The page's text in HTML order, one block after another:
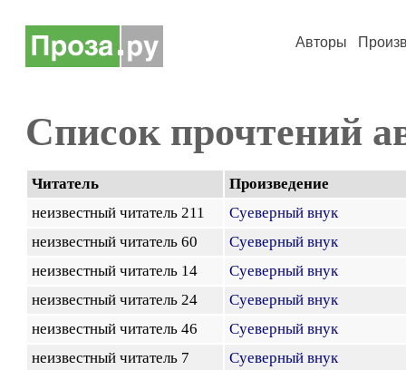
Авторы
Список прочтений
Читатель
Произведение
неизвестный читатель 211
Суеверный внук
неизвестный читатель 60
Суеверный внук
неизвестный читатель 14
Суеверный внук
неизвестный читатель 24
Суеверный внук
неизвестный читатель 46
Суеверный внук
неизвестный читатель 7
Суеверный внук